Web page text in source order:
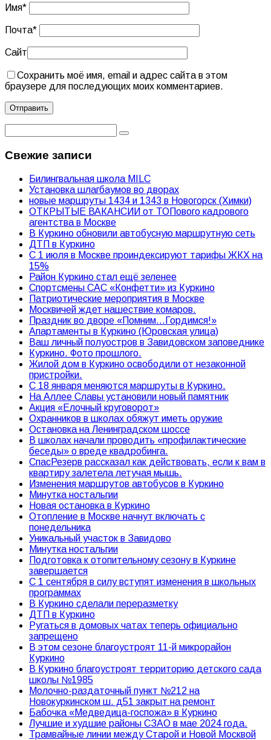
Имя*
Почта*
Сайт
Сохранить моё имя, email и адрес сайта в этом
браузере для последующих моих комментариев.
Свежие записи
Билингвальная школа MILC
Установка шлагбаумов во дворах
новые маршруты 1434 и 1343 в Новогорск (Химки)
ОТКРЫТЫЕ ВАКАНСИИ от ТОПового кадрового
агентства в Москве
В Куркино обновили автобусную маршрутную сеть
ДТП в Куркино
С 1 июля в Москве проиндексируют тарифы ЖКХ на
15%
Район Куркино стал ещё зеленее
Спортсмены САС «Конфетти» из Куркино
Патриотические мероприятия в Москве
Москвичей ждет нашествие комаров.
Праздник во дворе «Помним…Гордимся!»
Апартаменты в Куркино (Юровская улица)
Ваш личный полуостров в Завидовском заповеднике
Куркино. Фото прошлого.
Жилой дом в Куркино освободили от незаконной
пристройки.
С 18 января меняются маршруты в Куркино.
На Аллее Славы установили новый памятник
Акция «Елочный круговорот»
Охранников в школах обяжут иметь оружие
Остановка на Ленинградском шоссе
В школах начали проводить «профилактические
беседы» о вреде квадробинга.
СпасРезерв рассказал как действовать, если к вам в
квартиру залетела летучая мышь.
Изменения маршрутов автобусов в Куркино
Минутка ностальгии
Новая остановка в Куркино
Отопление в Москве начнут включать с
понедельника
Уникальный участок в Завидово
Минутка ностальгии
Подготовка к отопительному сезону в Куркине
завершается
С 1 сентября в силу вступят изменения в школьных
программах
В Куркино сделали переразметку
ДТП в Куркино
Ругаться в домовых чатах теперь официально
запрещено
В этом сезоне благоустроят 11-й микрорайон
Куркино
В Куркино благоустроят территорию детского сада
школы №1985
Молочно-раздаточный пункт №212 на
Новокуркинском ш. д51 закрыт на ремонт
Бабочка «Медведица-госпожа» в Куркино
Лучшие и худшие районы СЗАО в мае 2024 года.
Трамвайные линии между Старой и Новой Москвой